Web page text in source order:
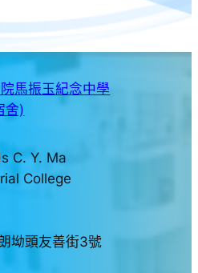
馬振玉紀念中學
舍)
C. Y. Ma
College
坳頭友善街3號